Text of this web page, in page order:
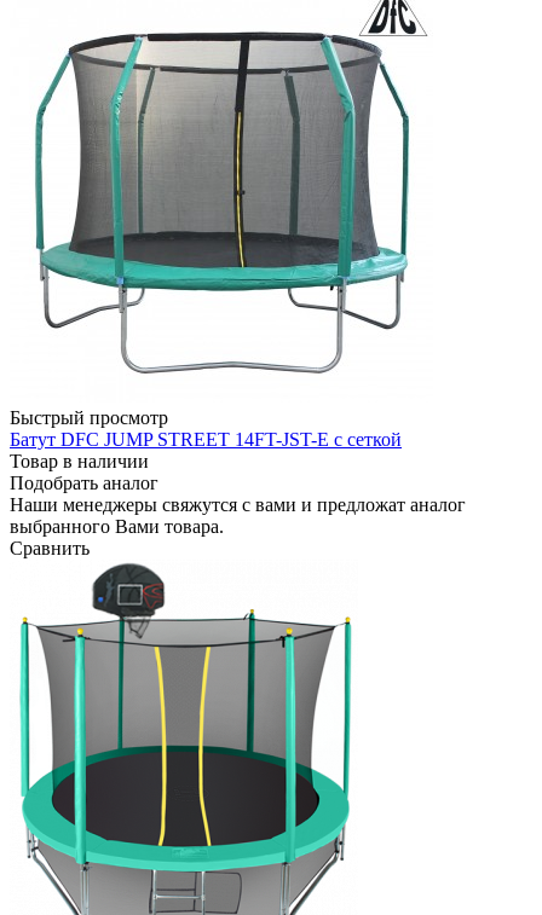
Быстрый просмотр
Батут DFC JUMP STREET 14FT-JST-E с сеткой
Товар в наличии
Подобрать аналог
Наши менеджеры свяжутся с вами и предложат аналог
выбранного Вами товара.
Сравнить